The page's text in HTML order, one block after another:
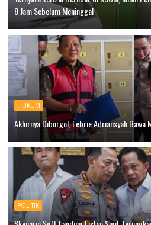
8 Jam Sebelum Meninggal
HUKUM
Akhirnya Diborgol, Febrie Adriansyah Bawa
POLITIK